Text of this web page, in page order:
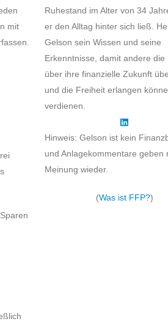
mit
Ruhestand im Alter von 34
er den Alltag hinter sich ließ.
Gelson sein Wissen und seine
Erkenntnisse, damit andere die
über ihre finanzielle Zukunft
und die Freiheit erlangen
verdienen.
Hinweis: Gelson ist kein
und Anlagekommentare geben
Meinung wieder.
(Was ist FFP?)